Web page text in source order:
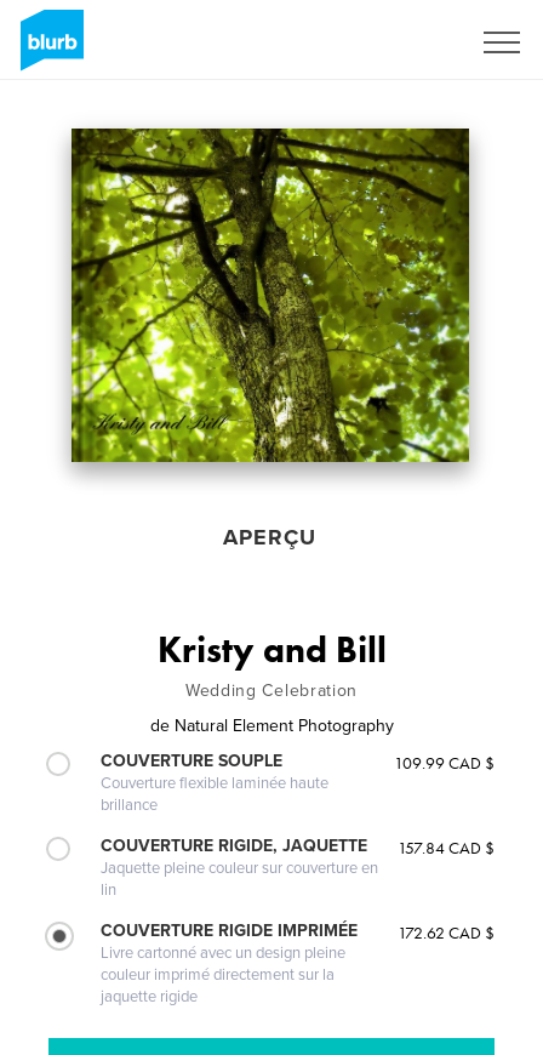
APERÇU
Kristy and Bill
Wedding Celebration
de Natural Element Photography
COUVERTURE SOUPLE
Couverture flexible laminée haute
brillance
109.99 CAD $
COUVERTURE RIGIDE, JAQUETTE
Jaquette pleine couleur sur couverture en
lin
157.84 CAD $
COUVERTURE RIGIDE IMPRIMÉE
Livre cartonné avec un design pleine
couleur imprimé directement sur la
jaquette rigide
172.62 CAD $